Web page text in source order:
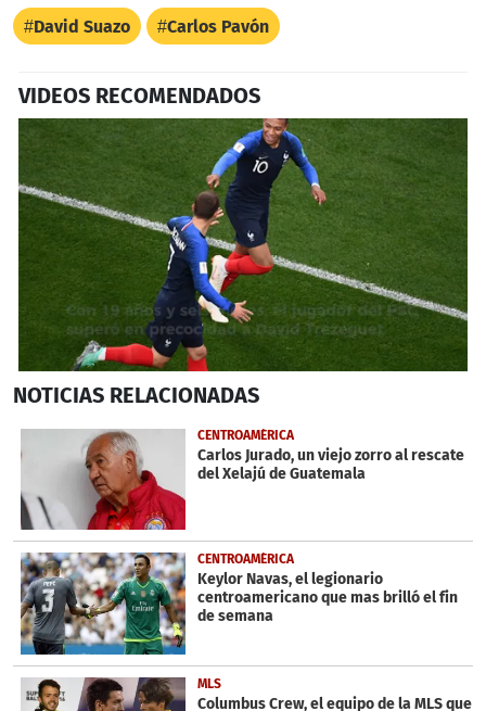
David Suazo Carlos Pavón
VIDEOS RECOMENDADOS
seconds
33
seconds
NOTICIAS RELACIONADAS
CENTROAMÉRICA
Carlos Jurado, un viejo zorro al rescate
del Xelajú de Guatemala
CENTROAMÉRICA
Keylor Navas, el legionario
centroamericano que mas brilló el fin
de semana
MLS
Columbus Crew, el equipo de la MLS que